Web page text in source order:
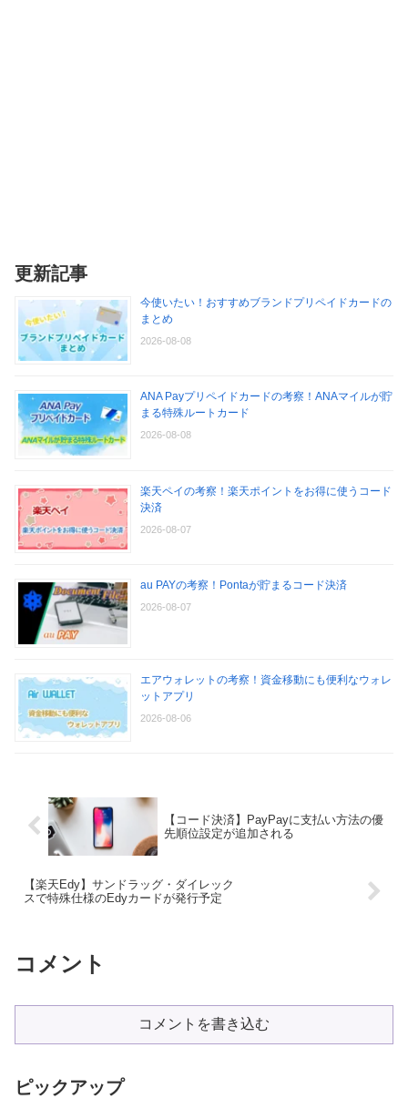
更新記事
今使いたい！おすすめブランドプリペイドカードの
まとめ
2026-08-08
ANA Payプリペイドカードの考察！ANAマイルが貯
まる特殊ルートカード
2026-08-08
楽天ペイの考察！楽天ポイントをお得に使うコード
決済
2026-08-07
au PAYの考察！Pontaが貯まるコード決済
2026-08-07
エアウォレットの考察！資金移動にも便利なウォレ
ットアプリ
2026-08-06
【コード決済】PayPayに支払い方法の優
先順位設定が追加される
【楽天Edy】サンドラッグ・ダイレック
スで特殊仕様のEdyカードが発行予定
コメント
コメントを書き込む
ピックアップ